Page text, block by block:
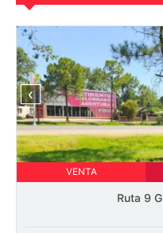
‹
VENTA
Ruta 9